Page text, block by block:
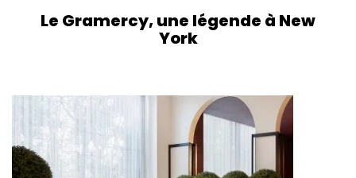
Le Gramercy, une légende à New
York